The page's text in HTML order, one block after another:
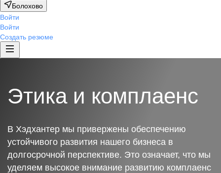
Болохово
Войти
Войти
Создать резюме
Этика и комплаенс
В Хэдхантер мы привержены обеспечению
устойчивого развития нашего бизнеса в
долгосрочной перспективе. Это означает, что мы
уделяем высокое внимание развитию комплаенс